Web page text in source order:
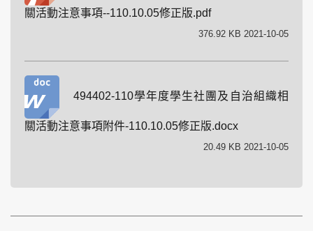
關活動注意事項--110.10.05修正版.pdf
376.92 KB 2021-10-05
494402-110學年度學生社團及自治組織相
關活動注意事項附件-110.10.05修正版.docx
20.49 KB 2021-10-05